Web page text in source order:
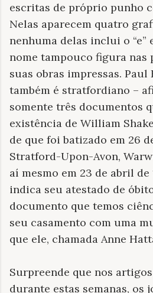
escritas de próprio punho
Nelas aparecem quatro
nenhuma delas inclui o “e”
nome tampouco figura nas
suas obras impressas. Paul
também é stratfordiano –
somente três documentos
existência de William
de que foi batizado em 26
Stratford-Upon-Avon,
aí mesmo em 23 de abril de
indica seu atestado de
documento que temos
seu casamento com uma
que ele, chamada Anne
Surpreende que nos
durante estas semanas, os